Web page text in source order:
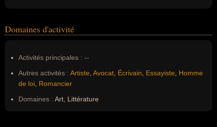
Domaines d'activité
Activités principales : --
Autres activités : Artiste Avocat Écrivain Essayiste
Homme
de loi Romancier
Domaines : Art, Littérature